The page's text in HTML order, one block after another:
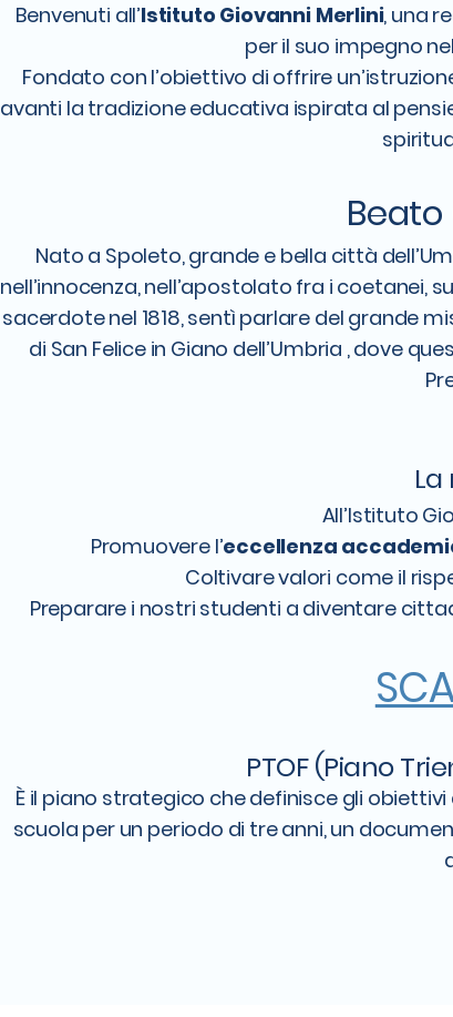
Benvenuti all’Istituto Giovanni Merlini, una
per il suo impegno
Fondato con l’obiettivo di offrire
avanti la tradizione educativa ispirata al
Nato a Spoleto, grande e bella città
nell’innocenza, nell’apostolato fra i coetanei,
sacerdote nel 1818, sentì parlare del grande
di San Felice in Giano dell’Umbria , dove
All’Istituto
Promuovere l’eccellenza
Coltivare valori come il
Preparare i nostri studenti a diventare
PTOF (Piano
È il piano strategico che definisce gli
scuola per un periodo di tre anni, un